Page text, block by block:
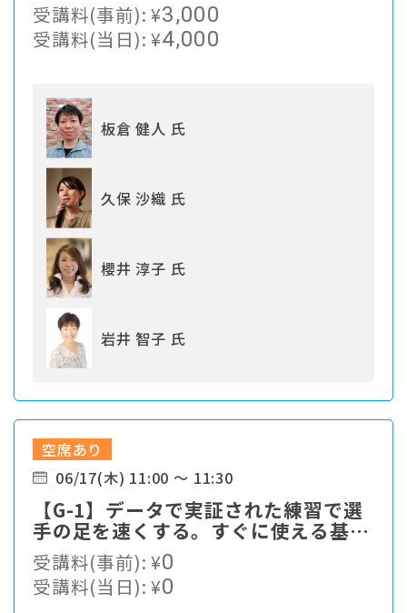
受講料(事前):¥3,000
受講料(当日):¥4,000
板倉 健人 氏
久保 沙織 氏
櫻井 淳子 氏
岩井 智子 氏
空席あり
06/17(木) 11:00 ～ 11:30
【G-1】データで実証された練習で選
手の足を速くする。すぐに使える基本
をお伝えします。
受講料(事前):¥0
受講料(当日):¥0